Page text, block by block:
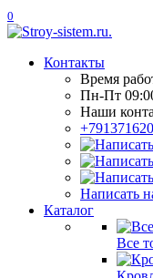
0
Контакты
Время
Пн-Пт
Наши
Написать
Каталог
Все